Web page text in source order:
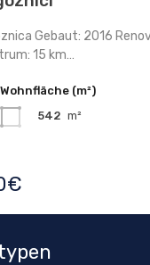
Gebaut: 2016
15 km…
Wohnfläche (m²)
542 m²